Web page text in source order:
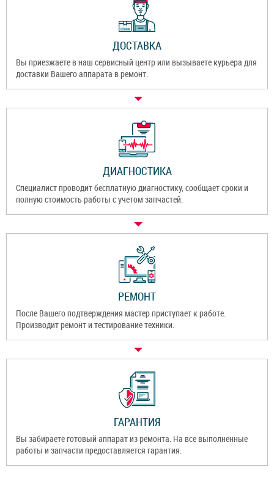
ДОСТАВКА
Вы приезжаете в наш сервисный центр или вызываете курьера для
доставки Вашего аппарата в ремонт.
ДИАГНОСТИКА
Специалист проводит бесплатную диагностику, сообщает сроки и
полную стоимость работы с учетом запчастей.
РЕМОНТ
После Вашего подтверждения мастер приступает к работе.
Производит ремонт и тестирование техники.
ГАРАНТИЯ
Вы забираете готовый аппарат из ремонта. На все выполненные
работы и запчасти предоставляется гарантия.